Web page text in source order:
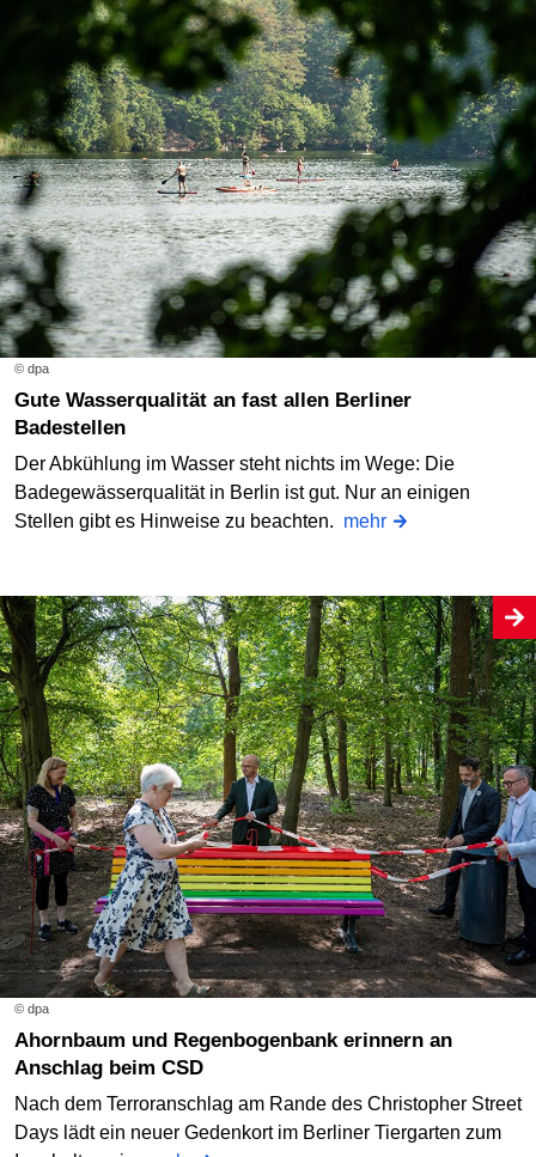
© dpa
Gute Wasserqualität an fast allen Berliner
Badestellen
Der Abkühlung im Wasser steht nichts im Wege: Die
Badegewässerqualität in Berlin ist gut. Nur an einigen
Stellen gibt es Hinweise zu beachten. mehr
© dpa
Ahornbaum und Regenbogenbank erinnern an
Anschlag beim CSD
Nach dem Terroranschlag am Rande des Christopher Street
Days lädt ein neuer Gedenkort im Berliner Tiergarten zum